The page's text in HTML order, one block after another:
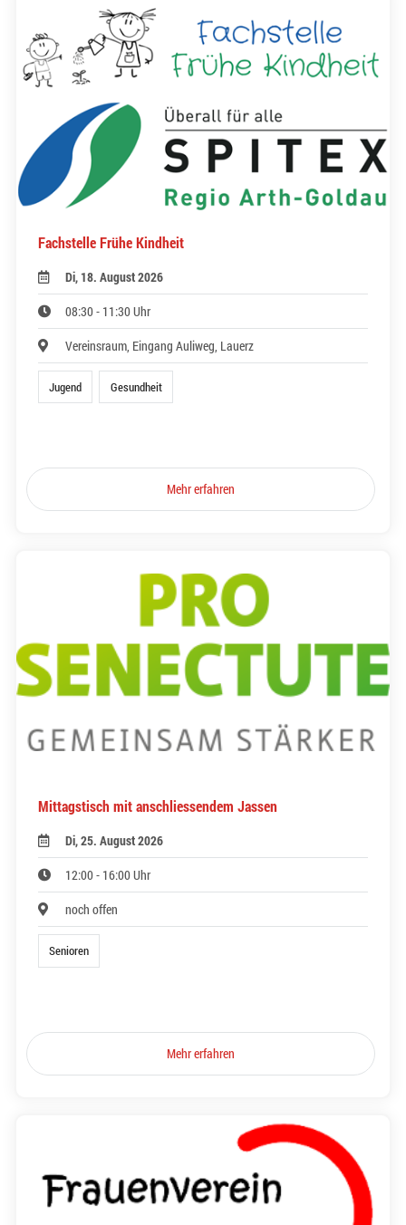
Fachstelle Frühe Kindheit
Di, 18. August 2026
08:30 - 11:30 Uhr
Vereinsraum, Eingang Auliweg, Lauerz
Jugend Gesundheit
Mehr erfahren
Mittagstisch mit anschliessendem Jassen
Di, 25. August 2026
12:00 - 16:00 Uhr
noch offen
Senioren
Mehr erfahren